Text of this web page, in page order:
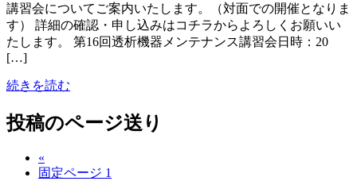
講習会についてご案内いたします。（対面での開催となりま
す） 詳細の確認・申し込みはコチラからよろしくお願いい
たします。 第16回透析機器メンテナンス講習会日時：20
[…]
続きを読む
投稿のページ送り
«
固定ページ 1